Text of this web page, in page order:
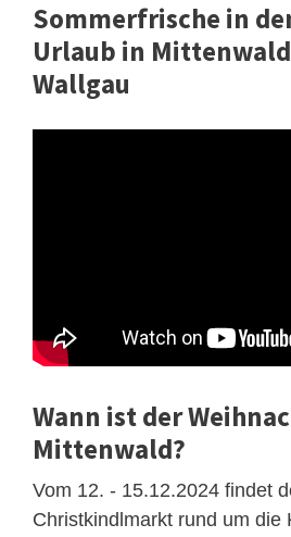
Sommerfrische in
Urlaub in
Wallgau
Wann ist der
Mittenwald?
Vom 12. - 15.12.2024 findet
Christkindlmarkt rund um die